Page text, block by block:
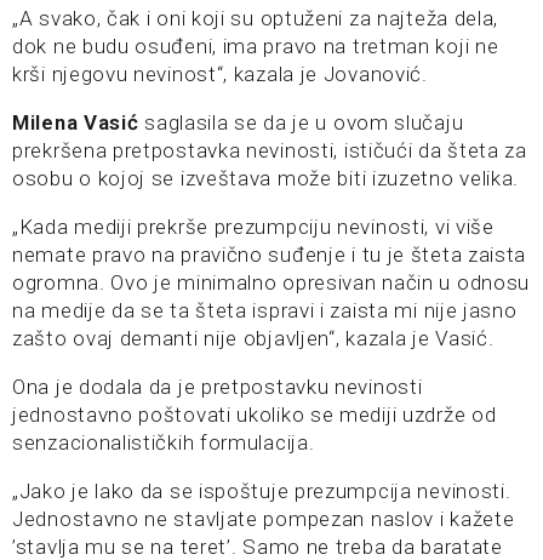
„A svako, čak i oni koji su optuženi za najteža dela,
dok ne budu osuđeni, ima pravo na tretman koji ne
krši njegovu nevinost“, kazala je Jovanović.
Milena Vasić saglasila se da je u ovom slučaju
prekršena pretpostavka nevinosti, ističući da šteta za
osobu o kojoj se izveštava može biti izuzetno velika.
„Kada mediji prekrše prezumpciju nevinosti, vi više
nemate pravo na pravično suđenje i tu je šteta zaista
ogromna. Ovo je minimalno opresivan način u odnosu
na medije da se ta šteta ispravi i zaista mi nije jasno
zašto ovaj demanti nije objavljen“, kazala je Vasić.
Ona je dodala da je pretpostavku nevinosti
jednostavno poštovati ukoliko se mediji uzdrže od
senzacionalističkih formulacija.
„Jako je lako da se ispoštuje prezumpcija nevinosti.
Jednostavno ne stavljate pompezan naslov i kažete
’stavlja mu se na teret’. Samo ne treba da baratate